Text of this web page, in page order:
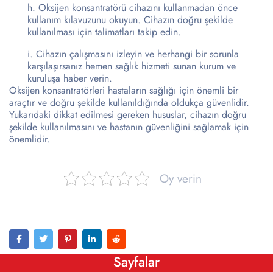
Oksijen konsantratörü cihazını kullanmadan önce
kullanım kılavuzunu okuyun. Cihazın doğru şekilde
kullanılması için talimatları takip edin.
Cihazın çalışmasını izleyin ve herhangi bir sorunla
karşılaşırsanız hemen sağlık hizmeti sunan kurum ve
kuruluşa haber verin.
Oksijen konsantratörleri hastaların sağlığı için önemli bir
araçtır ve doğru şekilde kullanıldığında oldukça güvenlidir.
Yukarıdaki dikkat edilmesi gereken hususlar, cihazın doğru
şekilde kullanılmasını ve hastanın güvenliğini sağlamak için
önemlidir.
Oy verin
Sayfalar